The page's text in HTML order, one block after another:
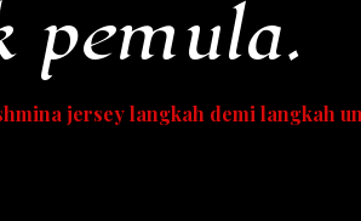
pemula.
jersey langkah demi langkah